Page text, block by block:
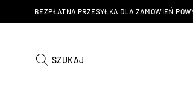
BEZPŁATNA PRZESYŁKA DLA ZAMÓWIEŃ
SZUKAJ